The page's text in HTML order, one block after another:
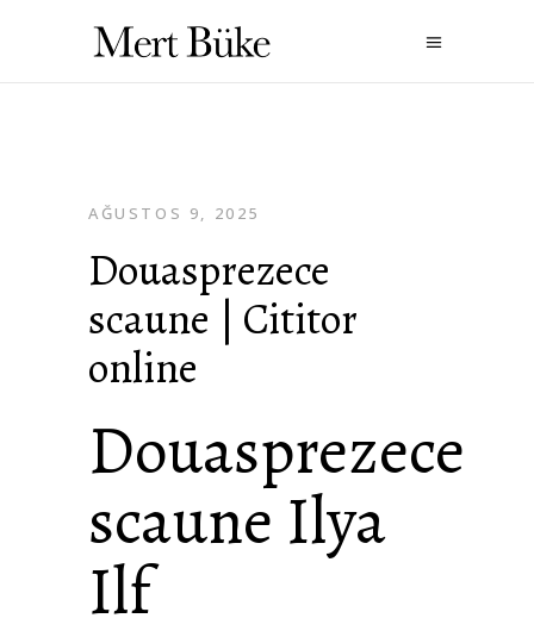
AĞUSTOS 9, 2025
Douasprezece
scaune | Cititor
online
Douasprezece
scaune Ilya
Ilf